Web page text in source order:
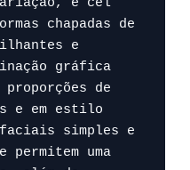
e cel
chapadas de
e
gráfica
de
e em estilo
simples e
permitem uma